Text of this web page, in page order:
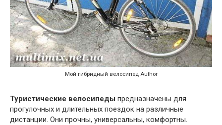
Мой гибридный велосипед Author
Туристические велосипеды предназначены для
прогулочных и длительных поездок на различные
дистанции. Они прочны, универсальны, комфортны.